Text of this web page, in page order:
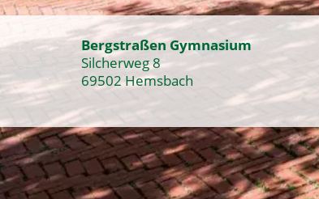
Bergstraßen Gymnasium
Silcherweg 8
69502 Hemsbach